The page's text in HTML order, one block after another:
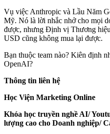
Vụ việc Anthropic và Lầu Năm
Mỹ. Nó là lời nhắc nhở cho mọi
được, nhưng Định vị Thương
USD cũng không mua lại được.
Bạn thuộc team nào? Kiên định
OpenAI?
Thông tin liên hệ
Học Viện Marketing Online
Khóa học truyền nghề AI/
lượng cao cho Doanh nghiệp/